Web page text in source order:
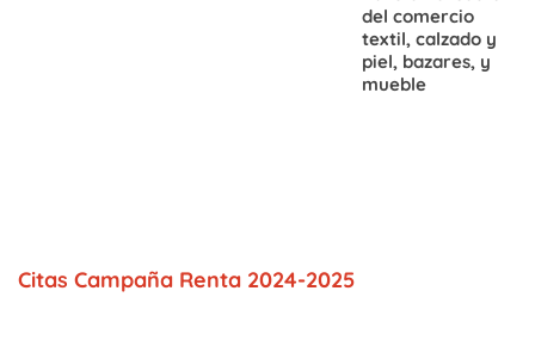
del comercio
textil, calzado y
piel, bazares, y
mueble
Citas Campaña Renta 2024-2025